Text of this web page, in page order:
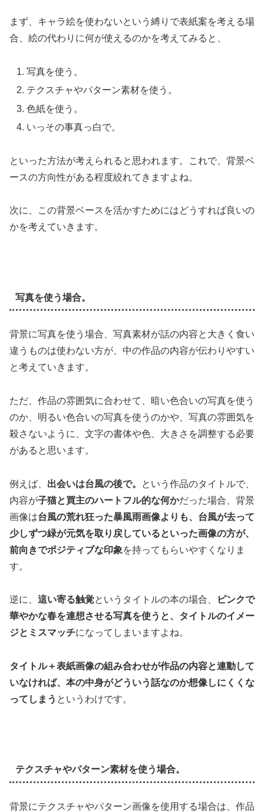
まず、キャラ絵を使わないという縛りで表紙案を考える場
合、絵の代わりに何が使えるのかを考えてみると、
写真を使う。
テクスチャやパターン素材を使う。
色紙を使う。
いっその事真っ白で。
といった方法が考えられると思われます。これで、背景ベ
ースの方向性がある程度絞れてきますよね。
次に、この背景ベースを活かすためにはどうすれば良いの
かを考えていきます。
写真を使う場合。
背景に写真を使う場合、写真素材が話の内容と大きく食い
違うものは使わない方が、中の作品の内容が伝わりやすい
と考えていきます。
ただ、作品の雰囲気に合わせて、暗い色合いの写真を使う
のか、明るい色合いの写真を使うのかや、写真の雰囲気を
殺さないように、文字の書体や色、大きさを調整する必要
があると思います。
例えば、 出会いは台風の後で。
という作品のタイトルで、
内容が子猫と買主のハートフル的な何かだった場合、背景
画像は台風の荒れ狂った暴風雨画像よりも、台風が去って
少しずつ緑が元気を取り戻しているといった画像の方が、
前向きでポジティブな印象を持ってもらいやすくなりま
す。
逆に、 這い寄る触覚というタイトルの本の場合、
ピンクで
華やかな春を連想させる写真を使うと、タイトルのイメー
ジとミスマッチになってしまいますよね。
タイトル＋表紙画像の組み合わせが作品の内容と連動して
いなければ、本の中身がどういう話なのか想像しにくくな
ってしまう というわけです。
テクスチャやパターン素材を使う場合。
背景にテクスチャやパターン画像を使用する場合は、作品